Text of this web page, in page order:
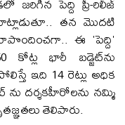
తన మొదటి
ఈ 'పెద్ది'
కోట్ల భారీ బడ్జెట్‌ను
ఇది 14 రెట్లు అధిక
ద‌ర్శ‌క‌హీరోల‌ను నమ్మి
తెలిపారు.